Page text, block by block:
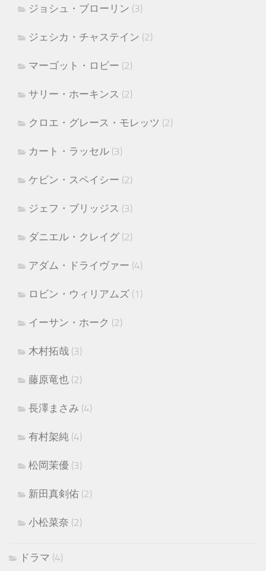
ジョシュ・ブローリン (3)
ジェシカ・チャステイン (2)
マーゴット・ロビー (2)
サリー・ホーキンス (2)
クロエ・グレース・モレッツ (2)
カート・ラッセル (3)
ケビン・スペイシー (2)
ジェフ・ブリッジス (3)
ダニエル・クレイグ (2)
アダム・ドライヴァー (4)
ロビン・ウィリアムズ (1)
イーサン・ホーク (2)
木村拓哉 (3)
藤原竜也 (2)
長澤まさみ (4)
有村架純 (4)
松岡茉優 (3)
新田真剣佑 (2)
小松菜奈 (2)
ドラマ (4)